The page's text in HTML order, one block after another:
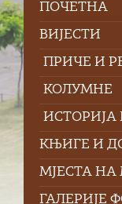
ПOЧЕТНА
ВИЈЕСТИ
ПРИЧЕ И
КОЛУМНЕ
ИСТОРИЈА
КЊИГЕ И
МЈЕСТА
ГАЛЕРИЈЕ